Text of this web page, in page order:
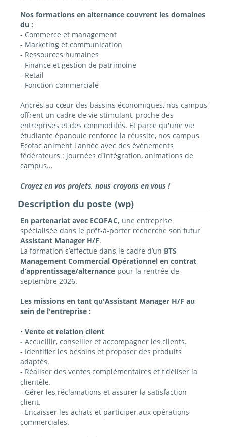
Nos formations en alternance couvrent les domaines
du :
- Commerce et management
- Marketing et communication
- Ressources humaines
- Finance et gestion de patrimoine
- Retail
- Fonction commerciale
Ancrés au cœur des bassins économiques, nos campus
offrent un cadre de vie stimulant, proche des
entreprises et des commodités. Et parce qu'une vie
étudiante épanouie renforce la réussite, nos campus
Ecofac animent l'année avec des événements
fédérateurs : journées d'intégration, animations de
campus...
Croyez en vos projets, nous croyons en vous !
Description du poste (wp)
En partenariat avec ECOFAC, une entreprise
spécialisée dans le prêt-à-porter recherche son futur
Assistant Manager H/F.
La formation s’effectue dans le cadre d’un BTS
Management Commercial Opérationnel en contrat
d’apprentissage/alternance pour la rentrée de
septembre 2026.
Les missions en tant qu'Assistant Manager H/F au
sein de l'entreprise :
• Vente et relation client
- Accueillir, conseiller et accompagner les clients.
- Identifier les besoins et proposer des produits
adaptés.
- Réaliser des ventes complémentaires et fidéliser la
clientèle.
- Gérer les réclamations et assurer la satisfaction
client.
- Encaisser les achats et participer aux opérations
commerciales.